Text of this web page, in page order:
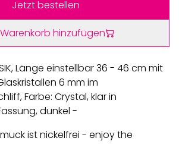
Jetzt bestellen
hinzufügen
Länge einstellbar 36 - 46 cm mit
6 mm im
Farbe: Crystal, klar in
dunkel -
ist nickelfrei - enjoy the